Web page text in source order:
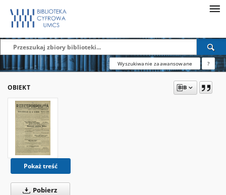
Wyszukiwanie zaawansowane ?
OBIEKT
Pokaż treść
Pobierz